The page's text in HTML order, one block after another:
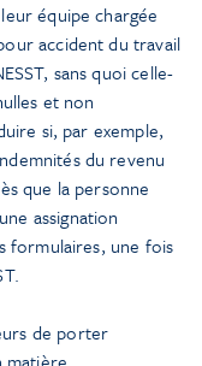
équipe chargée
accident du travail
sans quoi celle-
et non
si, par exemple,
du revenu
que la personne
assignation
formulaires, une fois
de porter